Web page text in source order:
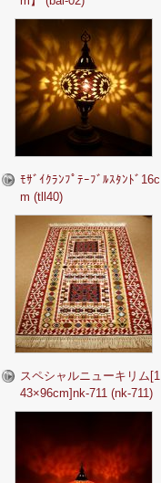
ﾓｻﾞｲｸﾗﾝﾌﾟﾃｰﾌﾞﾙｽﾀﾝﾄﾞ16c
m (tll40)
スペシャルニューキリム[1
43×96cm]nk-711 (nk-711)